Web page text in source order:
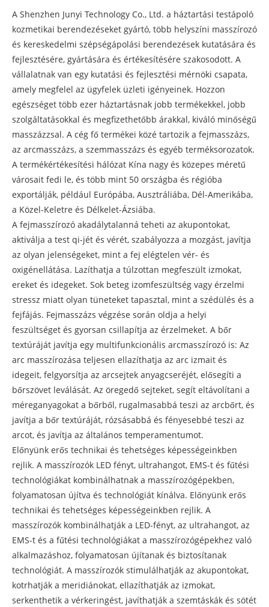
A Shenzhen Junyi Technology Co., Ltd. a háztartási testápoló
kozmetikai berendezéseket gyártó, több helyszíni masszírozó
és kereskedelmi szépségápolási berendezések kutatására és
fejlesztésére, gyártására és értékesítésére szakosodott. A
vállalatnak van egy kutatási és fejlesztési mérnöki csapata,
amely megfelel az ügyfelek üzleti igényeinek. Hozzon
egészséget több ezer háztartásnak jobb termékekkel, jobb
szolgáltatásokkal és megfizethetőbb árakkal, kiváló minőségű
masszázzsal. A cég fő termékei közé tartozik a fejmasszázs,
az arcmasszázs, a szemmasszázs és egyéb terméksorozatok.
A termékértékesítési hálózat Kína nagy és közepes méretű
városait fedi le, és több mint 50 országba és régióba
exportálják, például Európába, Ausztráliába, Dél-Amerikába,
a Közel-Keletre és Délkelet-Ázsiába.
A fejmasszírozó akadálytalanná teheti az akupontokat,
aktiválja a test qi-jét és vérét, szabályozza a mozgást, javítja
az olyan jelenségeket, mint a fej elégtelen vér- és
oxigénellátása. Lazíthatja a túlzottan megfeszült izmokat,
ereket és idegeket. Sok beteg izomfeszültség vagy érzelmi
stressz miatt olyan tüneteket tapasztal, mint a szédülés és a
fejfájás. Fejmasszázs végzése során oldja a helyi
feszültséget és gyorsan csillapítja az érzelmeket. A bőr
textúráját javítja egy multifunkcionális arcmasszírozó is: Az
arc masszírozása teljesen ellazíthatja az arc izmait és
idegeit, felgyorsítja az arcsejtek anyagcseréjét, elősegíti a
bőrszövet leválását. Az öregedő sejteket, segít eltávolítani a
méreganyagokat a bőrből, rugalmasabbá teszi az arcbőrt, és
javítja a bőr textúráját, rózsásabbá és fényesebbé teszi az
arcot, és javítja az általános temperamentumot.
Előnyünk erős technikai és tehetséges képességeinkben
rejlik. A masszírozók LED fényt, ultrahangot, EMS-t és fűtési
technológiákat kombinálhatnak a masszírozógépekben,
folyamatosan újítva és technológiát kínálva. Előnyünk erős
technikai és tehetséges képességeinkben rejlik. A
masszírozók kombinálhatják a LED-fényt, az ultrahangot, az
EMS-t és a fűtési technológiákat a masszírozógépekhez való
alkalmazáshoz, folyamatosan újítanak és biztosítanak
technológiát. A masszírozók stimulálhatják az akupontokat,
kotrhatják a meridiánokat, ellazíthatják az izmokat,
serkenthetik a vérkeringést, javíthatják a szemtáskák és sötét